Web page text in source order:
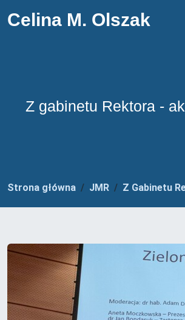
Celina M. Olszak
Z gabinetu Rektora -
Strona główna JMR Z Gabinetu